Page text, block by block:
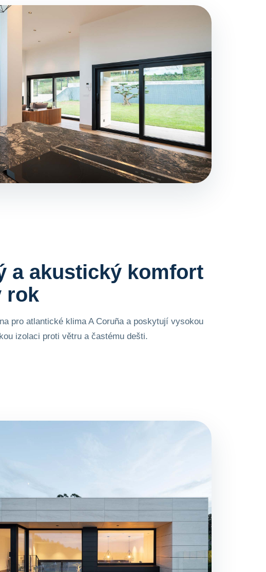
a akustický komfort
rok
pro atlantické klima A Coruña a poskytují vysokou
izolaci proti větru a častému dešti.